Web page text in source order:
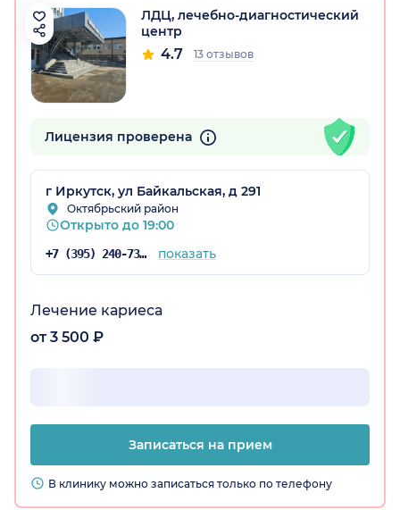
ЛДЦ, лечебно-диагностический
центр
4.7 13 отзывов
Лицензия проверена
г Иркутск, ул Байкальская, д 291
Октябрьский район
Открыто до 19:00
+7 (395) 240-73-55 показать
Лечение кариеса
от 3 500 ₽
Записаться на прием
В клинику можно записаться только по телефону